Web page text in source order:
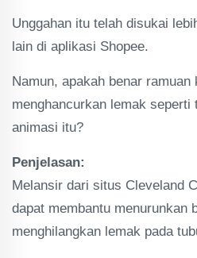
Unggahan itu telah disukai
lain di aplikasi Shopee.
Namun, apakah benar ramuan
menghancurkan lemak seperti
animasi itu?
Penjelasan:
Melansir dari situs Cleveland
dapat membantu menurunkan
menghilangkan lemak pada